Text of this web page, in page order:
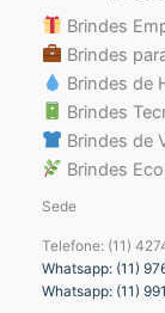
Brindes
Brindes
Brindes de
Brindes
Brindes de
Brindes
Sede
Telefone: (11)
Whatsapp: (11)
Whatsapp: (11)